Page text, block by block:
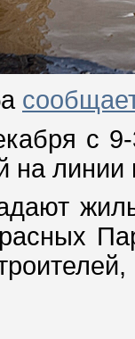
с
на линии